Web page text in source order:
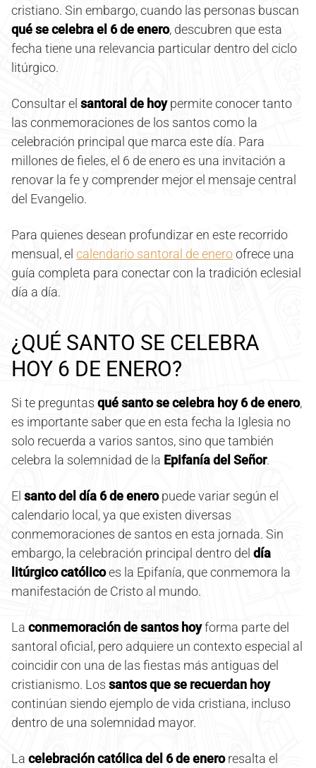
cristiano. Sin embargo, cuando las personas buscan
qué se celebra el 6 de enero, descubren que esta
fecha tiene una relevancia particular dentro del ciclo
litúrgico.
Consultar el santoral de hoypermite conocer tanto
las conmemoraciones de los santos como la
celebración principal que marca este día. Para
millones de fieles, el 6 de enero es una invitación a
renovar la fe y comprender mejor el mensaje central
del Evangelio.
Para quienes desean profundizar en este recorrido
mensual, el calendario santoral de eneroofrece una
guía completa para conectar con la tradición eclesial
día a día.
¿QUÉ SANTO SE CELEBRA
HOY 6 DE ENERO?
Si te preguntas qué santo se celebra hoy 6 de enero,
es importante saber que en esta fecha la Iglesia no
solo recuerda a varios santos, sino que también
celebra la solemnidad de la Epifanía del Señor.
El santo del día 6 de eneropuede variar según el
calendario local, ya que existen diversas
conmemoraciones de santos en esta jornada. Sin
embargo, la celebración principal dentro del día
litúrgico católicoes la Epifanía, que conmemora la
manifestación de Cristo al mundo.
La conmemoración de santos hoyforma parte del
santoral oficial, pero adquiere un contexto especial al
coincidir con una de las fiestas más antiguas del
cristianismo. Los santos que se recuerdan hoy
continúan siendo ejemplo de vida cristiana, incluso
dentro de una solemnidad mayor.
La celebración católica del 6 de eneroresalta el